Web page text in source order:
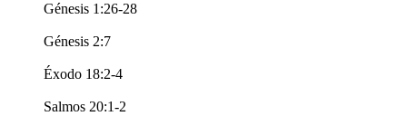
Génesis 1:26-28
Génesis 2:7
Éxodo 18:2-4
Salmos 20:1-2